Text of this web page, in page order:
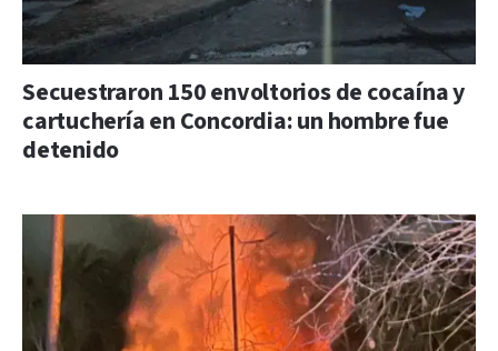
Secuestraron 150 envoltorios de cocaína y
cartuchería en Concordia: un hombre fue
detenido